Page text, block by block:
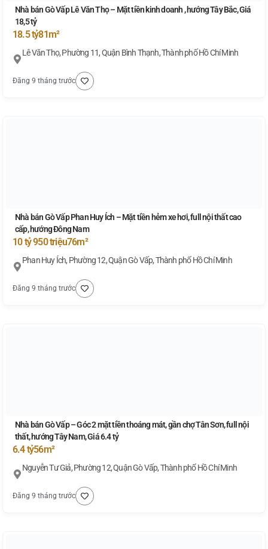
Nhà bán Gò Vấp Lê Văn Thọ – Mặt tiền kinh doanh , hướng Tây Bắc, Giá
18,5 tỷ
18.5 tỷ81m²
Lê Văn Thọ, Phường 11, Quận Bình Thạnh, Thành phố Hồ Chí Minh
Đăng 9 tháng trước
Nhà bán Gò Vấp Phan Huy Ích – Mặt tiền hẻm xe hơi, full nội thất cao
cấp, hướng Đông Nam
10 tỷ 950 triệu76m²
Phan Huy Ích, Phường 12, Quận Gò Vấp, Thành phố Hồ Chí Minh
Đăng 9 tháng trước
Nhà bán Gò Vấp – Góc 2 mặt tiền thoáng mát, gần chợ Tân Sơn, full nội
thất, hướng Tây Nam, Giá 6.4 tỷ
6.4 tỷ56m²
Nguyễn Tư Giả, Phường 12, Quận Gò Vấp, Thành phố Hồ Chí Minh
Đăng 9 tháng trước